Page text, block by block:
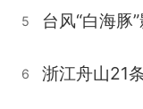
5 台风“白海豚
6 浙江舟山21